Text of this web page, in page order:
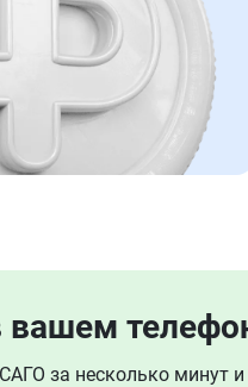
за несколько минут и